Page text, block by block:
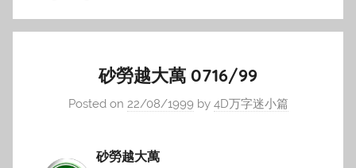
砂勞越大萬 0716/99
Posted on 22/08/1999 by 4D万字迷小篇
砂勞越大萬